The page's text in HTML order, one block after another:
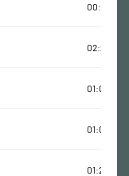
00:41:29
02:25:47
01:05:41
01:06:05
01:20:40